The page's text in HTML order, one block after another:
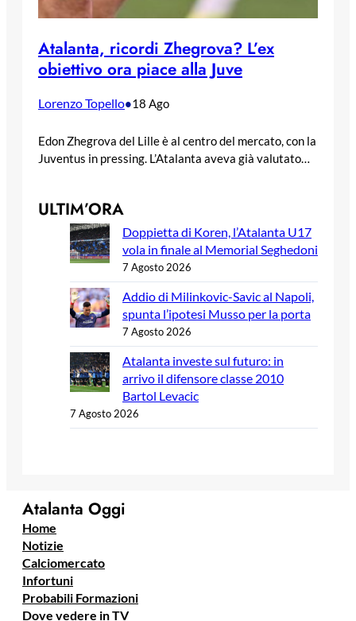
Atalanta, ricordi Zhegrova? L’ex
obiettivo ora piace alla Juve
Lorenzo Topello•18 Ago
Edon Zhegrova del Lille è al centro del mercato, con la
Juventus in pressing. L’Atalanta aveva già valutato…
ULTIM’ORA
Doppietta di Koren, l’Atalanta U17
vola in finale al Memorial Seghedoni
7 Agosto 2026
Addio di Milinkovic-Savic al Napoli,
spunta l’ipotesi Musso per la porta
7 Agosto 2026
Atalanta investe sul futuro: in
arrivo il difensore classe 2010
Bartol Levacic
7 Agosto 2026
Atalanta Oggi
Home
Notizie
Calciomercato
Infortuni
Probabili Formazioni
Dove vedere in TV